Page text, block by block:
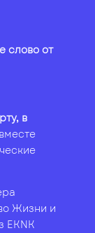
слово от
в
Жизни и
EKNK